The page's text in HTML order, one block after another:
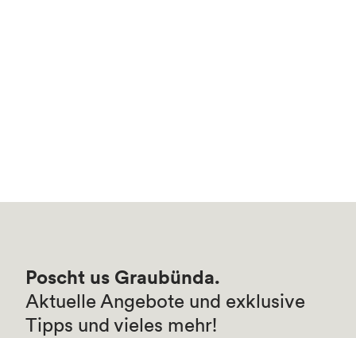
Poscht us Graubünda.
Aktuelle Angebote und exklusive
Tipps und vieles mehr!